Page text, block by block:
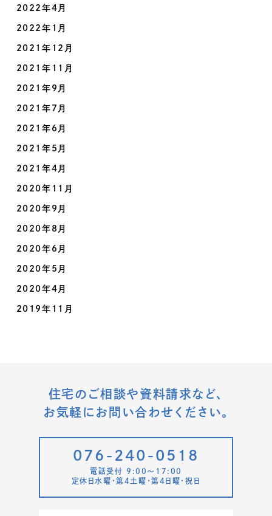
2022年4月
2022年1月
2021年12月
2021年11月
2021年9月
2021年7月
2021年6月
2021年5月
2021年4月
2020年11月
2020年9月
2020年8月
2020年6月
2020年5月
2020年4月
2019年11月
住宅のご相談や資料請求など、
お気軽にお問い合わせください。
076-240-0518
電話受付 9:00〜17:00
定休日水曜・第4土曜・第4日曜・祝日